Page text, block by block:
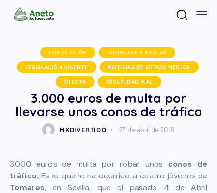
CONDUCCIÓN CONSEJOS Y REGLAS
LEGISLACIÓN VIGENTE NOTICIAS DE OTROS MEDIOS
OFERTA SEGURIDAD VIAL
3.000 euros de multa por
llevarse unos conos de tráfico
MKDIVERTIDO 27 de abril de 2016
3.000 euros de multa por robar unos conos de
tráfico. Es lo que le ha ocurrido a cuatro jóvenes de
Tomares, en Sevilla, que el pasado 4 de Abril